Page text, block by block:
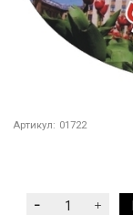
Артикул: 01722